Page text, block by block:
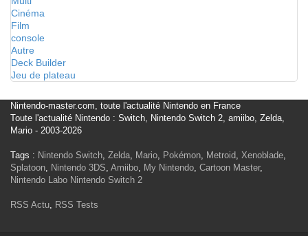
Cinéma
Film
console
Autre
Deck Builder
Jeu de plateau
Nintendo-master.com, toute l'actualité Nintendo en France
Toute l'actualité Nintendo : Switch, Nintendo Switch 2, amiibo, Zelda,
Mario - 2003-2026
Tags : Nintendo Switch, Zelda, Mario, Pokémon, Metroid, Xenoblade,
Splatoon, Nintendo 3DS, Amiibo, My Nintendo, Cartoon Master,
Nintendo Labo Nintendo Switch 2
RSS Actu, RSS Tests